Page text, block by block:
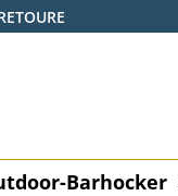
Barhocker